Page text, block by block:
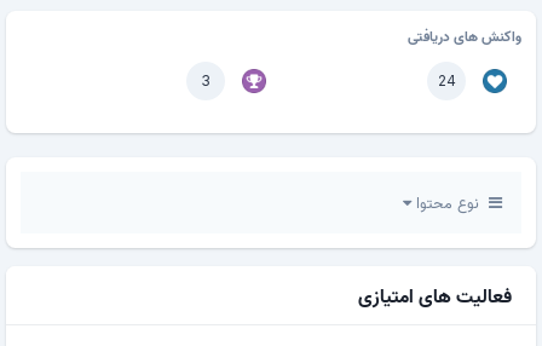
واکنش های دریافتی
24
3
نوع محتوا
فعالیت های امتیازی